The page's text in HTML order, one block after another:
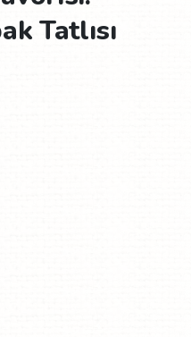
Tatlısı